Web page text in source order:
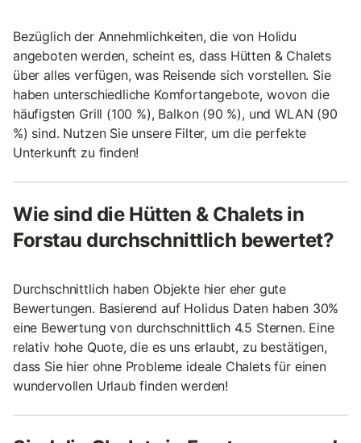
Bezüglich der Annehmlichkeiten, die von Holidu
angeboten werden, scheint es, dass Hütten & Chalets
über alles verfügen, was Reisende sich vorstellen. Sie
haben unterschiedliche Komfortangebote, wovon die
häufigsten Grill (100 %), Balkon (90 %), und WLAN (90
%) sind. Nutzen Sie unsere Filter, um die perfekte
Unterkunft zu finden!
Wie sind die Hütten & Chalets in
Forstau durchschnittlich bewertet?
Durchschnittlich haben Objekte hier eher gute
Bewertungen. Basierend auf Holidus Daten haben 30%
eine Bewertung von durchschnittlich 4.5 Sternen. Eine
relativ hohe Quote, die es uns erlaubt, zu bestätigen,
dass Sie hier ohne Probleme ideale Chalets für einen
wundervollen Urlaub finden werden!